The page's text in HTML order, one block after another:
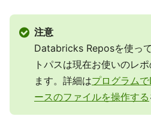
注意
Databricks Reposを使って
トパスは現在お使いのレ
ます。詳細はプログラム
ースのファイルを操作する